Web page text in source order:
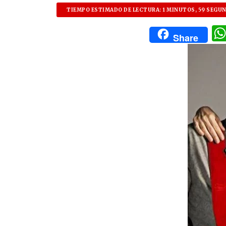
TIEMPO ESTIMADO DE LECTURA: 1 MINUTOS, 59
Share